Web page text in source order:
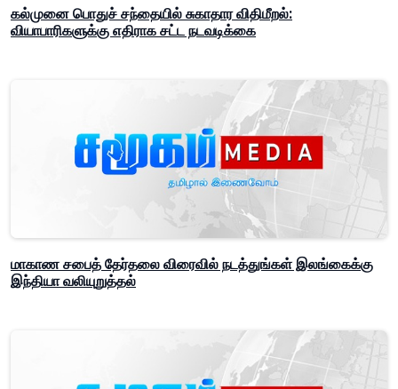
கல்முனை பொதுச் சந்தையில் சுகாதார விதிமீறல்:
வியாபாரிகளுக்கு எதிராக சட்ட நடவடிக்கை
மாகாண சபைத் தேர்தலை விரைவில் நடத்துங்கள் இலங்கைக்கு
இந்தியா வலியுறுத்தல்